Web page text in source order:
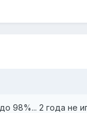
98%... 2 года не